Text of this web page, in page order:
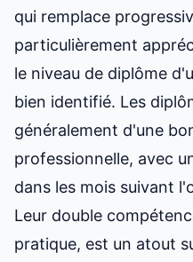
qui remplace
particulièrement
le niveau de diplôme
bien identifié. Les
généralement d'une
professionnelle, avec
dans les mois suivant
Leur double
pratique, est un atout